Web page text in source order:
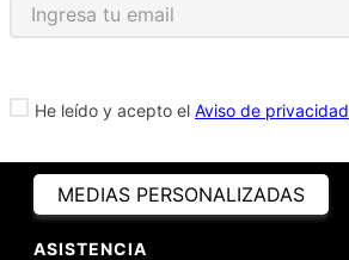
He leído y acepto el Aviso de privacidad
MEDIAS PERSONALIZADAS
ASISTENCIA